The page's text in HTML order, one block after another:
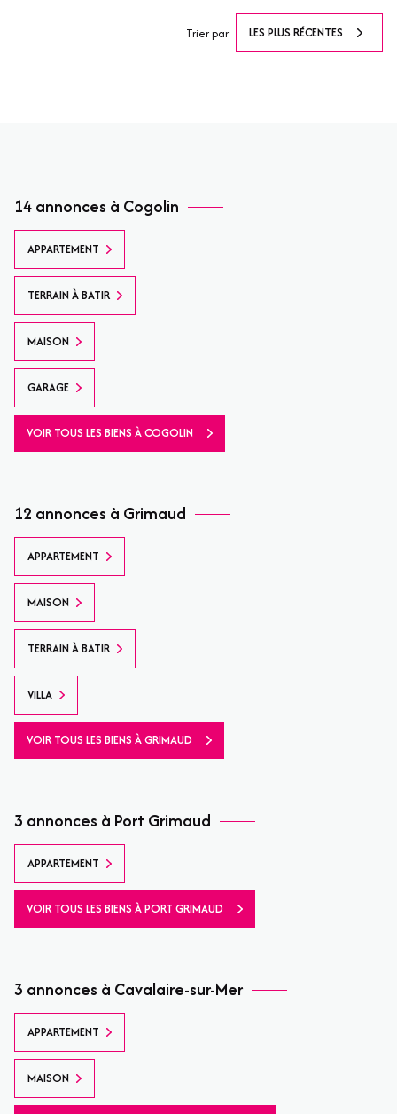
Trier par LES PLUS RÉCENTES
14 annonces à Cogolin
APPARTEMENT
TERRAIN À BATIR
MAISON
GARAGE
VOIR TOUS LES BIENS À COGOLIN
12 annonces à Grimaud
APPARTEMENT
MAISON
TERRAIN À BATIR
VILLA
VOIR TOUS LES BIENS À GRIMAUD
3 annonces à Port Grimaud
APPARTEMENT
VOIR TOUS LES BIENS À PORT GRIMAUD
3 annonces à Cavalaire-sur-Mer
APPARTEMENT
MAISON